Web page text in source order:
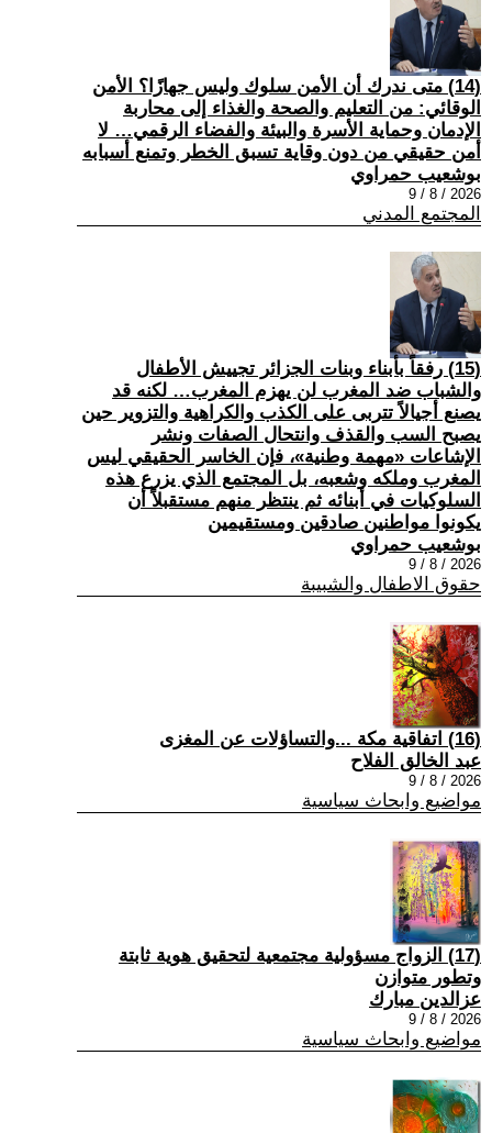
(14) متى ندرك أن الأمن سلوك وليس جهازًا؟ الأمن
الوقائي: من التعليم والصحة والغذاء إلى محاربة
الإدمان وحماية الأسرة والبيئة والفضاء الرقمي… لا
أمن حقيقي من دون وقاية تسبق الخطر وتمنع أسبابه
بوشعيب حمراوي
2026 / 8 / 9
المجتمع المدني
(15) رفقاً بأبناء وبنات الجزائر تجييش الأطفال
والشباب ضد المغرب لن يهزم المغرب… لكنه قد
يصنع أجيالاً تتربى على الكذب والكراهية والتزوير حين
يصبح السب والقذف وانتحال الصفات ونشر
الإشاعات «مهمة وطنية»، فإن الخاسر الحقيقي ليس
المغرب وملكه وشعبه، بل المجتمع الذي يزرع هذه
السلوكيات في أبنائه ثم ينتظر منهم مستقبلاً أن
يكونوا مواطنين صادقين ومستقيمين
بوشعيب حمراوي
2026 / 8 / 9
حقوق الاطفال والشبيبة
(16) اتفاقية مكة ...والتساؤلات عن المغزى
عبد الخالق الفلاح
2026 / 8 / 9
مواضيع وابحاث سياسية
(17) الزواج مسؤولية مجتمعية لتحقيق هوية ثابتة
وتطور متوازن
عزالدين مبارك
2026 / 8 / 9
مواضيع وابحاث سياسية